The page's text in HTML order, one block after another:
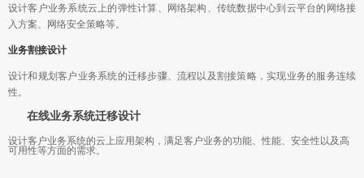
设计客户业务系统云上的弹性计算、网络架构、传统数据中心到云平台的网络接
入方案、网络安全策略等。
业务割接设计
设计和规划客户业务系统的迁移步骤、流程以及割接策略，实现业务的服务连续
性。
设计客户业务系统的云上应用架构，满足客户业务的功能、性能、安全性以及高
可用性等方面的需求。
在线业务系统迁移设计